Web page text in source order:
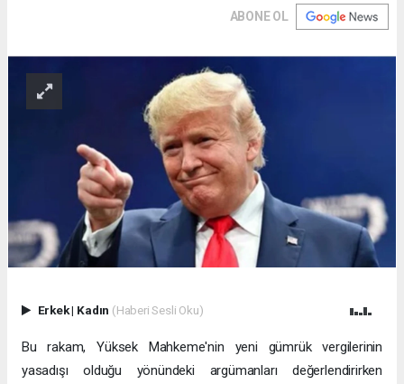
ABONE OL
Erkek| Kadın (Haberi Sesli Oku)
Bu rakam, Yüksek Mahkeme'nin yeni gümrük vergilerinin
yasadışı olduğu yönündeki argümanları değerlendirirken